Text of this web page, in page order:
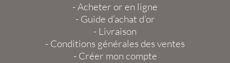
-Acheter or en ligne
- Guide d’achat d’or
- Livraison
- Conditions générales des ventes
- Créer mon compte